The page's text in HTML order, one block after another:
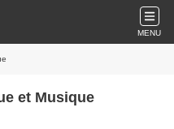
MENU
et Musique